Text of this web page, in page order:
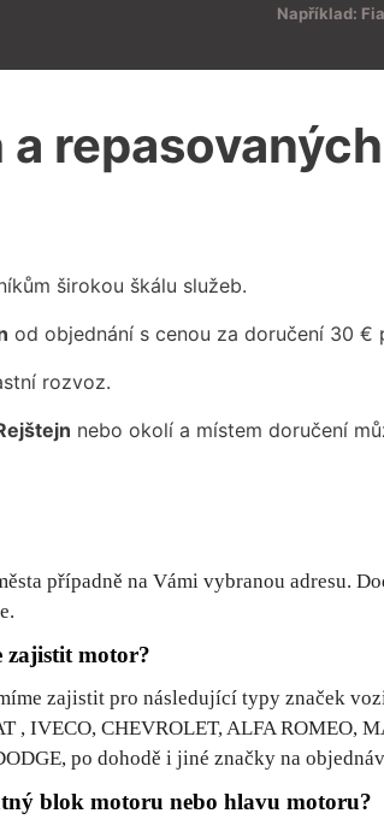
Například:
širokou škálu služeb.
od objednání s cenou za doručení 30 €
rozvoz.
nebo okolí a místem doručení
případně na Vámi vybranou adresu.
zajistit motor?
zajistit pro následující typy značek
, IVECO, CHEVROLET, ALFA
po dohodě i jiné značky na
blok motoru nebo hlavu motoru?